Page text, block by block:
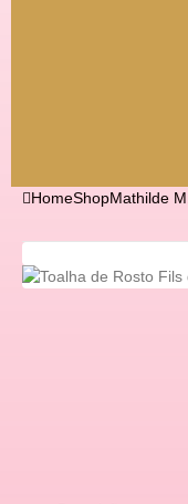
HomeShopMathilde M.